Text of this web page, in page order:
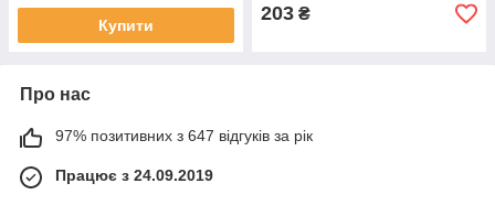
Купити
203 ₴
Про нас
97% позитивних з 647 відгуків за рік
Працює з 24.09.2019